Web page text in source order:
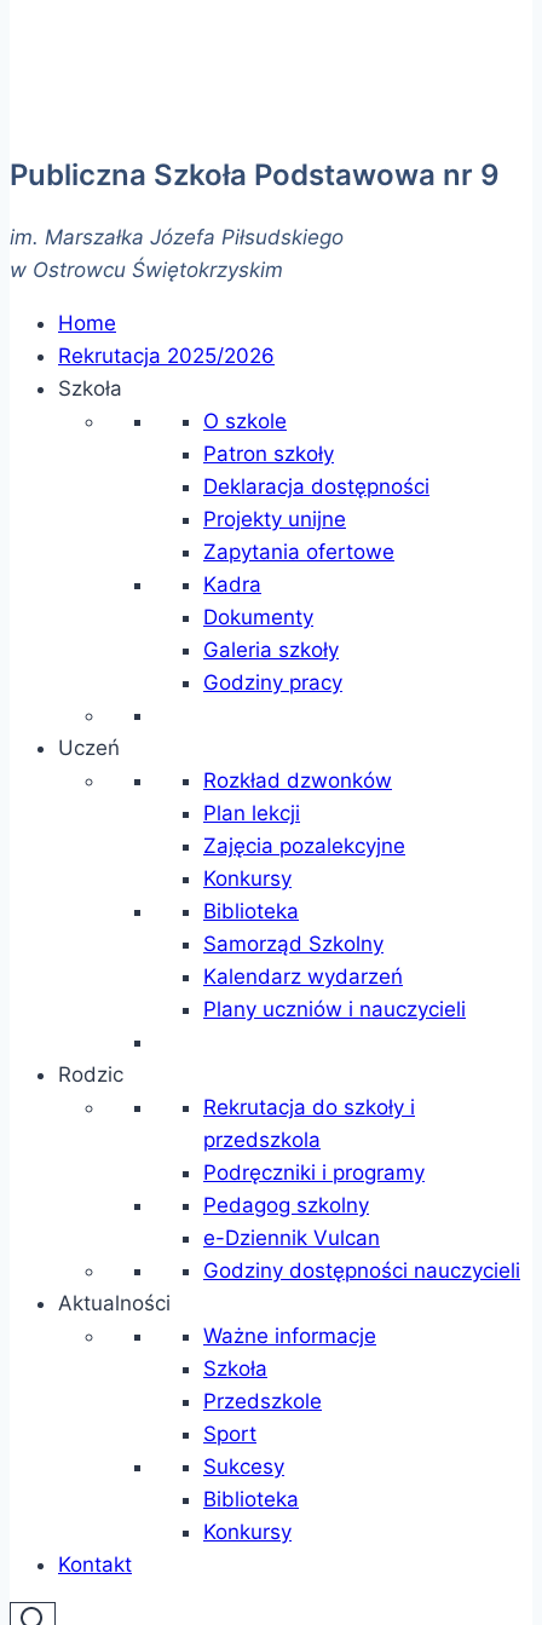
Publiczna Szkoła Podstawowa nr 9
im. Marszałka Józefa Piłsudskiego
w Ostrowcu Świętokrzyskim
Home
Rekrutacja 2025/2026
Szkoła
O szkole
Patron szkoły
Deklaracja dostępności
Projekty unijne
Zapytania ofertowe
Kadra
Dokumenty
Galeria szkoły
Godziny pracy
Uczeń
Rozkład dzwonków
Plan lekcji
Zajęcia pozalekcyjne
Konkursy
Biblioteka
Samorząd Szkolny
Kalendarz wydarzeń
Plany uczniów i nauczycieli
Rodzic
Rekrutacja do szkoły i
przedszkola
Podręczniki i programy
Pedagog szkolny
e-Dziennik Vulcan
Godziny dostępności nauczycieli
Aktualności
Ważne informacje
Szkoła
Przedszkole
Sport
Sukcesy
Biblioteka
Konkursy
Kontakt